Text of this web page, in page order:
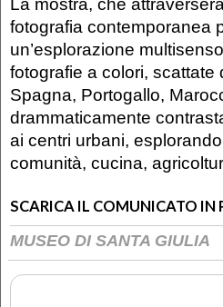
La mostra, che
fotografia contemporanea
un’esplorazione
fotografie a colori, scattate
Spagna, Portogallo,
drammaticamente
ai centri urbani,
comunità, cucina,
SCARICA IL COMUNICATO IN
MUSEO DI SANTA GIULIA